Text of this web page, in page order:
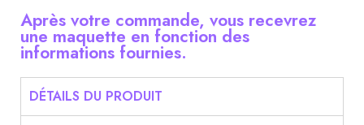
Après votre commande, vous recevrez
une maquette en fonction des
informations fournies.
DÉTAILS DU PRODUIT